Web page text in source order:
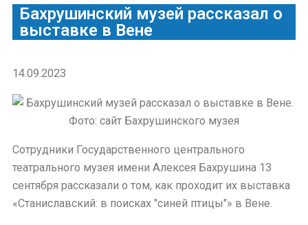
Бахрушинский музей рассказал о
выставке в Вене
14.09.2023
Сотрудники Государственного центрального
театрального музея имени Алексея Бахрушина 13
сентября рассказали о том, как проходит их выставка
«Станиславский: в поисках "синей птицы"» в Вене.